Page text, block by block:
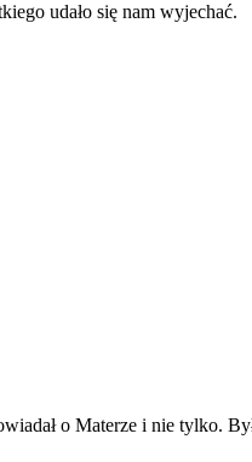
udało się nam wyjechać.
o Materze i nie tylko.